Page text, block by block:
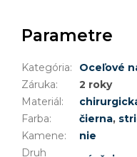
Parametre
Kategória:
Oceľové
Záruka:
2 roky
Materiál :
Farba: čierna,
Kamene:
nie
Druh